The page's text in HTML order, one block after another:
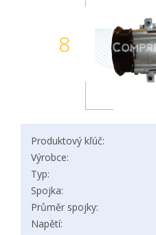
8
Produktový kľúč:
Výrobce:
Typ:
Spojka:
Průměr spojky:
Napětí: